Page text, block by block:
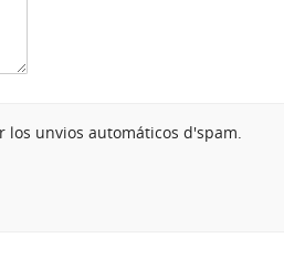
unvios automáticos d'spam.